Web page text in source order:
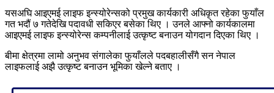
यसअघि आइएमई लाइफ इन्स्योरेन्सको प्रमुख कार्यकारी अधिकृत रहेका फुयाँल
गत भदौं ७ गतेदेखि पदावधी सकिएर बसेका थिए । उनले आफ्नो कार्यकालमा
आइएमई लाइफ इन्स्योरेन्स कम्पनीलाई उत्कृष्ट बनाउन योगदान दिएका थिए ।
बीमा क्षेत्रमा लामो अनुभव संगालेका फुयाँलले पदबहालीसँगै सन नेपाल
लाइफलाई अझै उत्कृष्ट बनाउन भूमिका खेल्ने बताए ।